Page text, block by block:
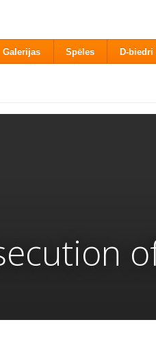
Galerijas Spēles D-biedri